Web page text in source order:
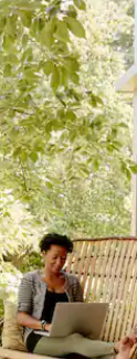
hacia arriba y